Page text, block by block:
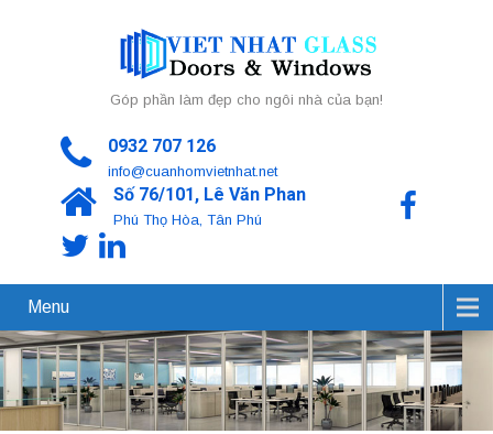
Góp phần làm đẹp cho ngôi nhà của bạn!
0932 707 126
info@cuanhomvietnhat.net
Số 76/101, Lê Văn Phan
Phú Thọ Hòa, Tân Phú
Menu